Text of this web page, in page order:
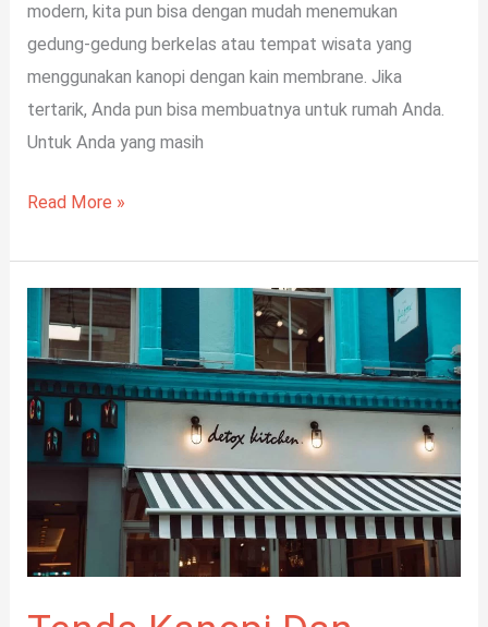
modern, kita pun bisa dengan mudah menemukan
gedung-gedung berkelas atau tempat wisata yang
menggunakan kanopi dengan kain membrane. Jika
tertarik, Anda pun bisa membuatnya untuk rumah Anda.
Untuk Anda yang masih
Read More »
Tenda
Kanopi
Dan
Kegunaannya